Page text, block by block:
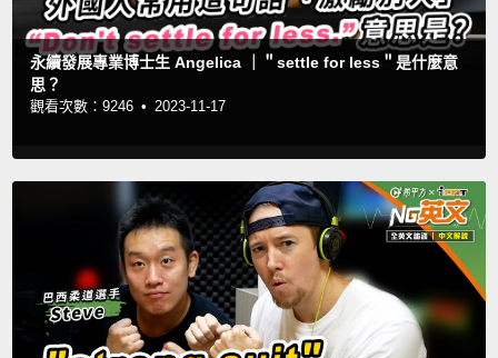
永續發展專業博士生 Angelica ｜＂settle for less＂是什麼意
思？
觀看次數：9246 • 2023-11-17